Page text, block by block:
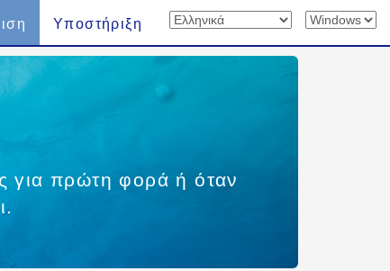
Υποστήριξη
για πρώτη φορά ή όταν